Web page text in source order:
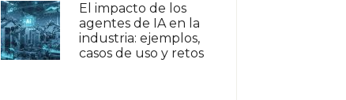
El impacto de los
agentes de IA en la
industria: ejemplos,
casos de uso y retos